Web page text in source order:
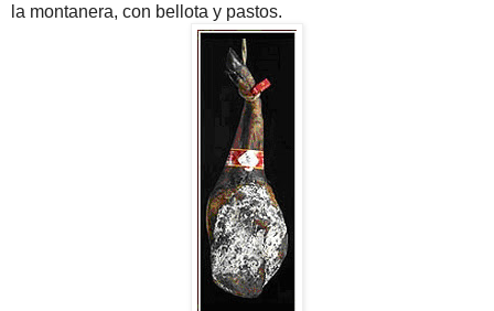
la montanera, con bellota y pastos.